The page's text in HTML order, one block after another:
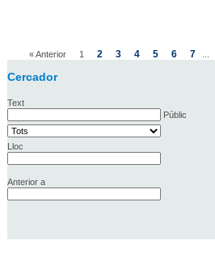
« Anterior 1 2 3 4 5 6 7
Cercador
Text
Públic
Lloc
Anterior a